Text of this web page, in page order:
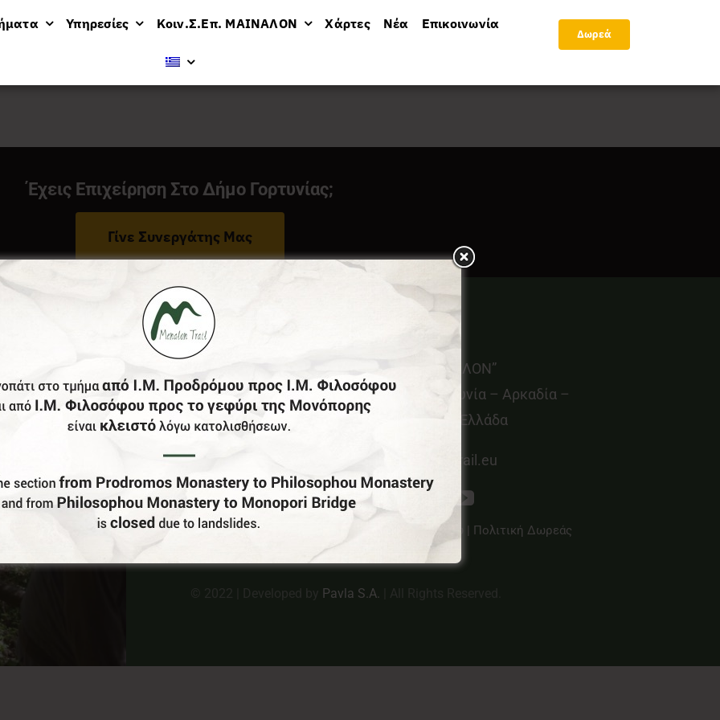
Υπηρεσίες Κοιν.Σ.Επ. ΜΑΙΝΑΛΟΝ Χάρτες Νέα Επικοινωνία
Δωρεά
Έχεις Επιχείρηση Στο Δήμο Γορτυνίας;
Γίνε Συνεργάτης Μας
Κοιν.Σ.Επ “ΜΑΙΝΑΛΟΝ”
Στεμνίτσα – Γορτυνία – Αρκαδία –
Πελοπόννησος – Ελλάδα
info@menalontrail.eu
Πολιτική Απορρήτου | Πολιτική Δωρεάς
Pavla S.A.